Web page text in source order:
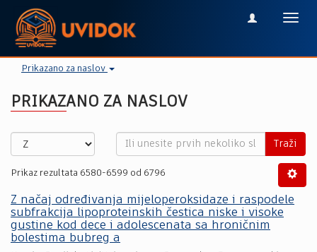
Prikazano za naslov
PRIKAZANO ZA NASLOV
Traži
Prikaz rezultata 6580-6599 od 6796
Z načaj određivanja mijeloperoksidaze i raspodele
subfrakcija lipoproteinskih čestica niske i visoke
gustine kod dece i adolescenata sa hroničnim
bolestima bubreg a